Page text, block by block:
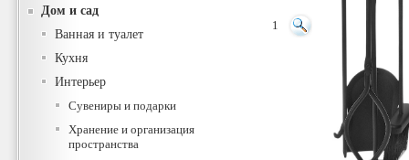
Дом и сад
Ванная и туалет
Кухня
Интерьер
Сувениры и подарки
Хранение и организация
пространства
1